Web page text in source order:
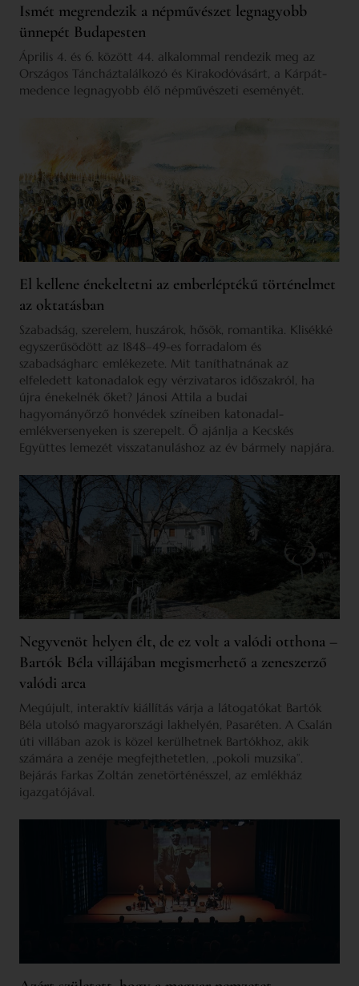
Ismét megrendezik a népművészet legnagyobb
ünnepét Budapesten
Április 4. és 6. között 44. alkalommal rendezik meg az
Országos Táncháztalálkozó és Kirakodóvásárt, a Kárpát-
medence legnagyobb élő népművészeti eseményét.
El kellene énekeltetni az emberléptékű történelmet
az oktatásban
Szabadság, szerelem, huszárok, hősök, romantika. Klisékké
egyszerűsödött az 1848–49-es forradalom és
szabadságharc emlékezete. Mit taníthatnának az
elfeledett katonadalok egy vérzivataros időszakról, ha
újra énekelnék őket? Jánosi Attila a budai
hagyományőrző honvédek színeiben katonadal-
emlékversenyeken is szerepelt. Ő ajánlja a Kecskés
Együttes lemezét visszatanuláshoz az év bármely napjára.
Negyvenöt helyen élt, de ez volt a valódi otthona –
Bartók Béla villájában megismerhető a zeneszerző
valódi arca
Megújult, interaktív kiállítás várja a látogatókat Bartók
Béla utolsó magyarországi lakhelyén, Pasaréten. A Csalán
úti villában azok is közel kerülhetnek Bartókhoz, akik
számára a zenéje megfejthetetlen, „pokoli muzsika”.
Bejárás Farkas Zoltán zenetörténésszel, az emlékház
igazgatójával.